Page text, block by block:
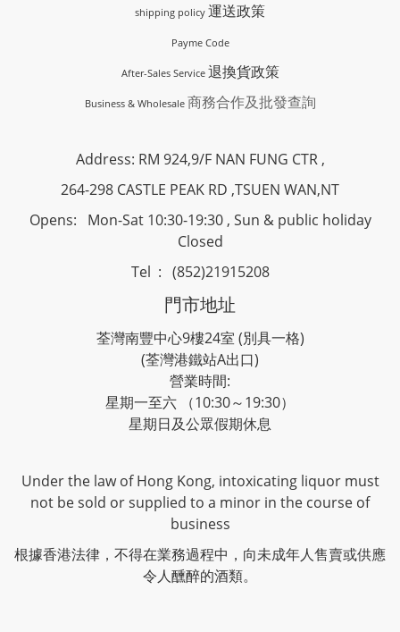
shipping policy 運送政策
Payme Code
After-Sales Service 退換貨政策
Business & Wholesale 商務合作及批發查詢
Address: RM 924,9/F NAN FUNG CTR ,
264-298 CASTLE PEAK RD ,TSUEN WAN,NT
Opens: Mon-Sat 10:30-19:30 , Sun & public holiday
Closed
Tel : (852)21915208
門市地址
荃灣南豐中心9樓24室 (別具一格)
(荃灣港鐵站A出口)
營業時間:
星期一至六 （10:30～19:30）
星期日及公眾假期休息
Under the law of Hong Kong, intoxicating liquor must
not be sold or supplied to a minor in the course of
business
根據香港法律，不得在業務過程中，向未成年人售賣或供應
令人醺醉的酒類。